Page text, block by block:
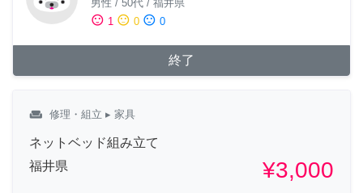
男性 / 50代 / 福井県
sentiment_satisfied 1 sentiment_neutral 0 sentiment_dissatisfied 0
終了
weekend 修理・組立 ▸ 家具
ネットベッド組み立て
福井県
¥3,000